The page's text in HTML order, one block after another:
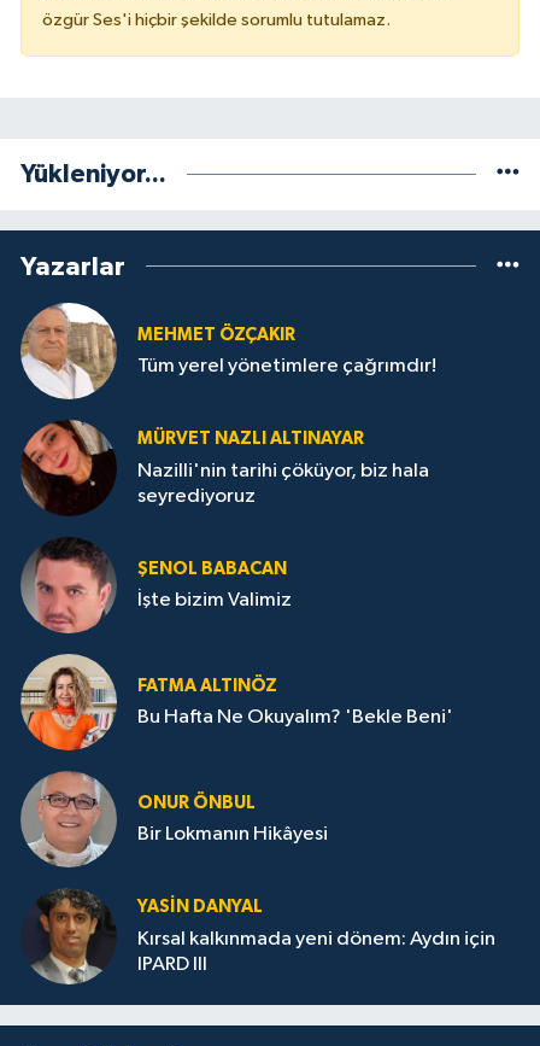
özgür Ses'i hiçbir şekilde sorumlu tutulamaz.
Yükleniyor...
Yazarlar
MEHMET ÖZÇAKIR
Tüm yerel yönetimlere çağrımdır!
MÜRVET NAZLI ALTINAYAR
Nazilli'nin tarihi çöküyor, biz hala
seyrediyoruz
ŞENOL BABACAN
İşte bizim Valimiz
FATMA ALTINÖZ
Bu Hafta Ne Okuyalım? 'Bekle Beni'
ONUR ÖNBUL
Bir Lokmanın Hikâyesi
YASIN DANYAL
Kırsal kalkınmada yeni dönem: Aydın için
IPARD III